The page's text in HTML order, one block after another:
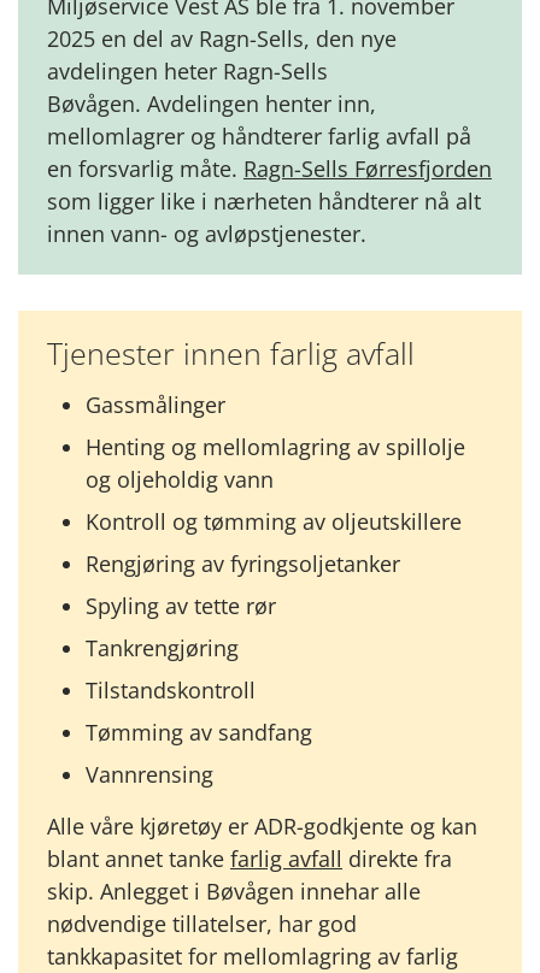
Miljøservice Vest AS ble fra 1. november
2025 en del av Ragn-Sells, den nye
avdelingen heter Ragn-Sells
Bøvågen. Avdelingen henter inn,
mellomlagrer og håndterer farlig avfall på
en forsvarlig måte. Ragn-Sells Førresfjorden
som ligger like i nærheten håndterer nå alt
innen vann- og avløpstjenester.
Tjenester innen farlig avfall
Gassmålinger
Henting og mellomlagring av spillolje
og oljeholdig vann
Kontroll og tømming av oljeutskillere
Rengjøring av fyringsoljetanker
Spyling av tette rør
Tankrengjøring
Tilstandskontroll
Tømming av sandfang
Vannrensing
Alle våre kjøretøy er ADR-godkjente og kan
blant annet tanke farlig avfall direkte fra
skip. Anlegget i Bøvågen innehar alle
nødvendige tillatelser, har god
tankkapasitet for mellomlagring av farlig